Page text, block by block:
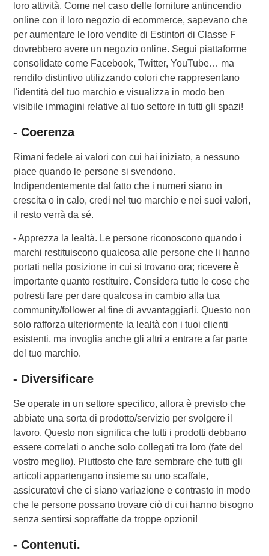
loro attività. Come nel caso delle forniture antincendio
online con il loro negozio di ecommerce, sapevano che
per aumentare le loro vendite di Estintori di Classe F
dovrebbero avere un negozio online. Segui piattaforme
consolidate come Facebook, Twitter, YouTube… ma
rendilo distintivo utilizzando colori che rappresentano
l'identità del tuo marchio e visualizza in modo ben
visibile immagini relative al tuo settore in tutti gli spazi!
- Coerenza
Rimani fedele ai valori con cui hai iniziato, a nessuno
piace quando le persone si svendono.
Indipendentemente dal fatto che i numeri siano in
crescita o in calo, credi nel tuo marchio e nei suoi valori,
il resto verrà da sé.
- Apprezza la lealtà. Le persone riconoscono quando i
marchi restituiscono qualcosa alle persone che li hanno
portati nella posizione in cui si trovano ora; ricevere è
importante quanto restituire. Considera tutte le cose che
potresti fare per dare qualcosa in cambio alla tua
community/follower al fine di avvantaggiarli. Questo non
solo rafforza ulteriormente la lealtà con i tuoi clienti
esistenti, ma invoglia anche gli altri a entrare a far parte
del tuo marchio.
- Diversificare
Se operate in un settore specifico, allora è previsto che
abbiate una sorta di prodotto/servizio per svolgere il
lavoro. Questo non significa che tutti i prodotti debbano
essere correlati o anche solo collegati tra loro (fate del
vostro meglio). Piuttosto che fare sembrare che tutti gli
articoli appartengano insieme su uno scaffale,
assicuratevi che ci siano variazione e contrasto in modo
che le persone possano trovare ciò di cui hanno bisogno
senza sentirsi sopraffatte da troppe opzioni!
- Contenuti.